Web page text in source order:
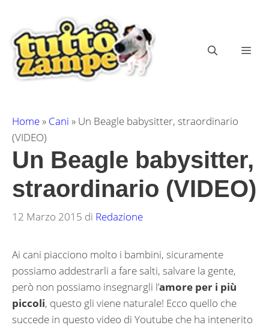
contenuto
Home» Cani » Un Beagle babysitter, straordinario
(VIDEO)
Un Beagle babysitter,
straordinario (VIDEO)
12 Marzo 2015 di Redazione
Ai cani piacciono molto i bambini, sicuramente
possiamo addestrarli a fare salti, salvare la gente,
però non possiamo insegnargli l’amore per i più
piccoli, questo gli viene naturale! Ecco quello che
succede in questo video di Youtube che ha intenerito